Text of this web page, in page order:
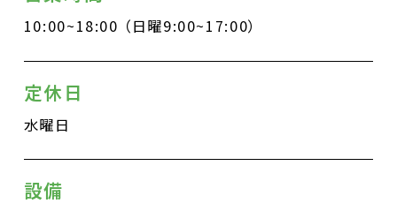
10:00~18:00 （日曜9:00~17:00）
定休日
水曜日
設備